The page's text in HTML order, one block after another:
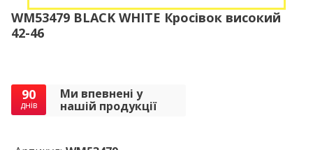
WM53479 BLACK WHITE Кросівок високий
42-46
90
днів
Ми впевнені у
нашій продукції